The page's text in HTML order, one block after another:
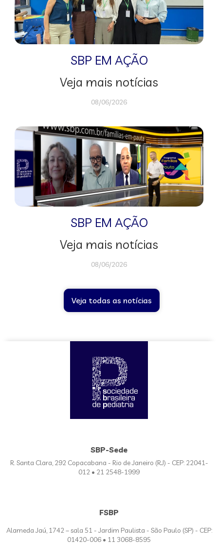
SBP EM AÇÃO
Veja mais notícias
08/06/2026
SBP EM AÇÃO
Veja mais notícias
08/06/2026
Veja todas as notícias
SBP-Sede
R. Santa Clara, 292 Copacabana - Rio de Janeiro (RJ) - CEP: 22041-
012 • 21 2548-1999
FSBP
Alameda Jaú, 1742 – sala 51 - Jardim Paulista - São Paulo (SP) - CEP:
01420-006 • 11 3068-8595